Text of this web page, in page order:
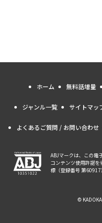
ホーム 無料話増量
ジャンル一覧 サイトマッ
よくあるご質問 / お問い合わせ
ABJマークは、この電
コンテンツ使用許諾
標（登録番号 第
©